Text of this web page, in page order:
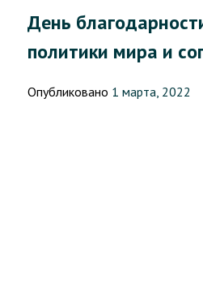
День
политики мира и
Опубликовано 1 марта, 2022